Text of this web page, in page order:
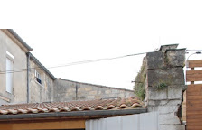
das mulheres já
violência durante seus
Entre mulheres negras
ainda mais. Isso não é